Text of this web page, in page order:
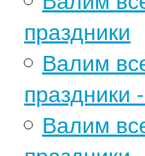
праздники
Валим
праздники
Валим